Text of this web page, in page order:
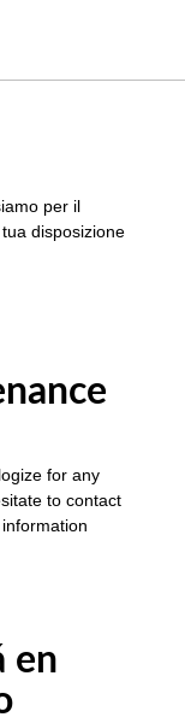
per il
disposizione
for any
to contact
en